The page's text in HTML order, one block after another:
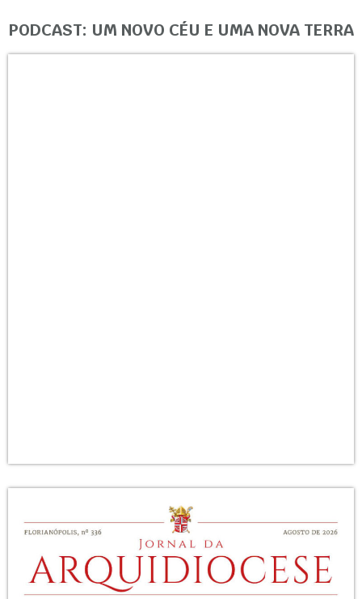
PODCAST: UM NOVO CÉU E UMA NOVA TERRA